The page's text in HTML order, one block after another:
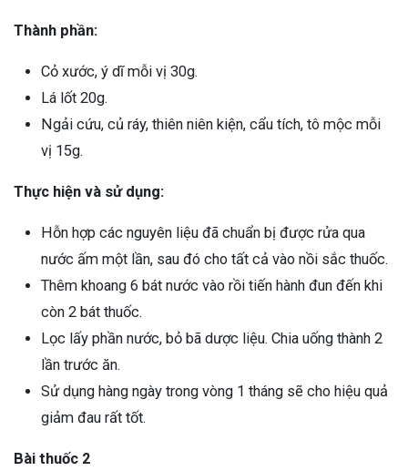
Thành phần:
Cỏ xước, ý dĩ mỗi vị 30g.
Lá lốt 20g.
Ngải cứu, củ ráy, thiên niên kiện, cẩu tích, tô mộc mỗi
vị 15g.
Thực hiện và sử dụng:
Hỗn hợp các nguyên liệu đã chuẩn bị được rửa qua
nước ấm một lần, sau đó cho tất cả vào nồi sắc thuốc.
Thêm khoang 6 bát nước vào rồi tiến hành đun đến khi
còn 2 bát thuốc.
Lọc lấy phần nước, bỏ bã dược liệu. Chia uống thành 2
lần trước ăn.
Sử dụng hàng ngày trong vòng 1 tháng sẽ cho hiệu quả
giảm đau rất tốt.
Bài thuốc 2